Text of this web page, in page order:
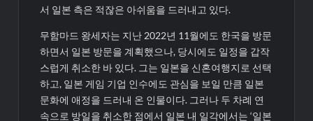
서 일본 측은 적잖은 아쉬움을 드러내고 있다.
무함마드 왕세자는 지난 2022년 11월에도 한국을 방문
하면서 일본 방문을 계획했으나, 당시에도 일정을 갑작
스럽게 취소한 바 있다. 그는 일본을 신혼여행지로 선택
하고, 일본 게임 기업 인수에도 관심을 보일 만큼 일본
문화에 애정을 드러내 온 인물이다. 그러나 두 차례 연
속으로 방일을 취소한 점에서 일본 내 일각에서는 ‘일본